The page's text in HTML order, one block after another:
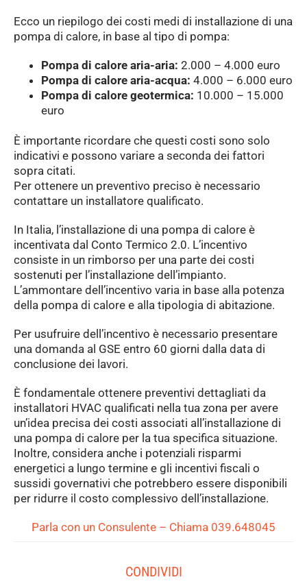
Ecco un riepilogo dei costi medi di installazione di una
pompa di calore, in base al tipo di pompa:
Pompa di calore aria-aria: 2.000 – 4.000 euro
Pompa di calore aria-acqua: 4.000 – 6.000 euro
Pompa di calore geotermica: 10.000 – 15.000
euro
È importante ricordare che questi costi sono solo
indicativi e possono variare a seconda dei fattori
sopra citati.
Per ottenere un preventivo preciso è necessario
contattare un installatore qualificato.
In Italia, l’installazione di una pompa di calore è
incentivata dal Conto Termico 2.0. L’incentivo
consiste in un rimborso per una parte dei costi
sostenuti per l’installazione dell’impianto.
L’ammontare dell’incentivo varia in base alla potenza
della pompa di calore e alla tipologia di abitazione.
Per usufruire dell’incentivo è necessario presentare
una domanda al GSE entro 60 giorni dalla data di
conclusione dei lavori.
È fondamentale ottenere preventivi dettagliati da
installatori HVAC qualificati nella tua zona per avere
un’idea precisa dei costi associati all’installazione di
una pompa di calore per la tua specifica situazione.
Inoltre, considera anche i potenziali risparmi
energetici a lungo termine e gli incentivi fiscali o
sussidi governativi che potrebbero essere disponibili
per ridurre il costo complessivo dell’installazione.
Parla con un Consulente – Chiama 039.648045
CONDIVIDI